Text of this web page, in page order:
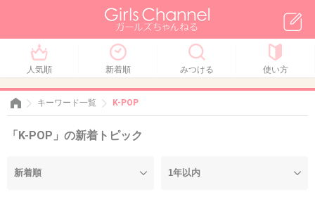
人気順 新着順 みつける 使い方
キーワード一覧 K-POP
「K-POP」の新着トピック